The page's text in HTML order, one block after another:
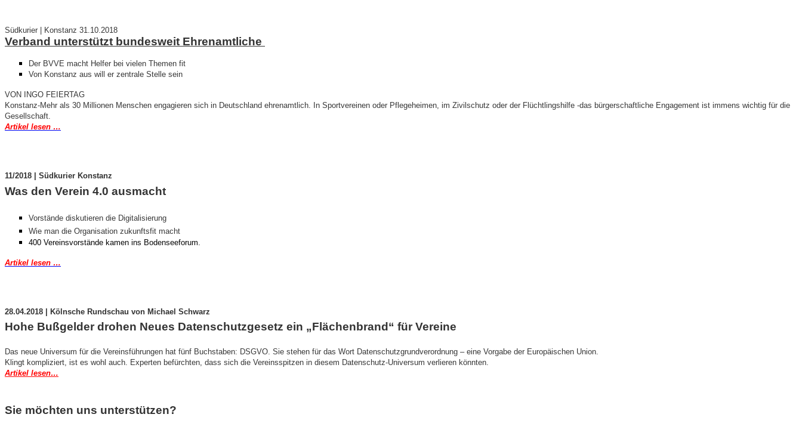
Südkurier | Konstanz 31.10.2018
Verband unterstützt bundesweit Ehrenamtliche
Der BVVE macht Helfer bei vielen Themen fit
Von Konstanz aus will er zentrale Stelle sein
VON INGO FEIERTAG
Konstanz-Mehr als 30 Millionen Menschen engagieren sich in Deutschland ehrenamtlich. In Sportvereinen oder Pflegeheimen, im Zivilschutz oder der Flüchtlingshilfe -das bürgerschaftliche Engagement ist immens wichtig für die
Gesellschaft.
Artikel lesen …
11/2018 | Südkurier Konstanz
Was den Verein 4.0 ausmacht
Vorstände diskutieren die Digitalisierung
Wie man die Organisation zukunftsfit macht
400 Vereinsvorstände kamen ins Bodenseeforum.
Artikel lesen …
28.04.2018 | Kölnsche Rundschau von Michael Schwarz
Hohe Bußgelder drohen Neues Datenschutzgesetz ein „Flächenbrand“ für Vereine
Das neue Universum für die Vereinsführungen hat fünf Buchstaben: DSGVO. Sie stehen für das Wort Datenschutzgrundverordnung – eine Vorgabe der Europäischen Union.
Klingt kompliziert, ist es wohl auch. Experten befürchten, dass sich die Vereinsspitzen in diesem Datenschutz-Universum verlieren könnten.
Artikel lesen…
Sie möchten uns unterstützen?